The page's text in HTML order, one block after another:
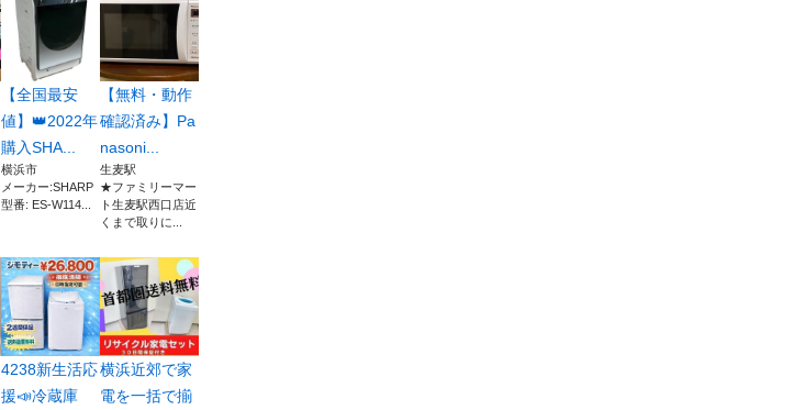
【全国最安
値】👑2022年
購入SHA...
横浜市
メーカー:SHARP
型番: ES-W114...
【無料・動作
確認済み】Pa
nasoni...
生麦駅
★ファミリーマー
ト生麦駅西口店近
くまで取りに...
4238新生活応
援📣冷蔵庫
横浜近郊で家
電を一括で揃